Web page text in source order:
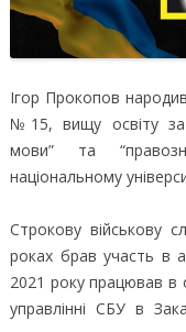
Ігор Прокопов
№15, вищу освіту за
мови” та
національному
Строкову військову
роках брав участь в
2021 року працював в
управлінні СБУ в